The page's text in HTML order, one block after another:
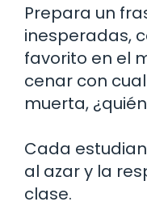
Prepara un
inesperadas,
favorito en el
cenar con
muerta,
Cada
al azar y la
clase.